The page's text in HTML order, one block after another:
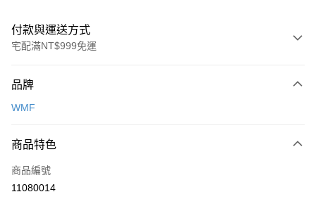
付款與運送方式
宅配滿NT$999免運
信用卡一次付款
3 期 0 利率 每期
合作金庫商業銀行
上海商業儲蓄銀行
合作金庫商業銀行
即享券
品牌
WMF
商品特色
商品編號
11080014